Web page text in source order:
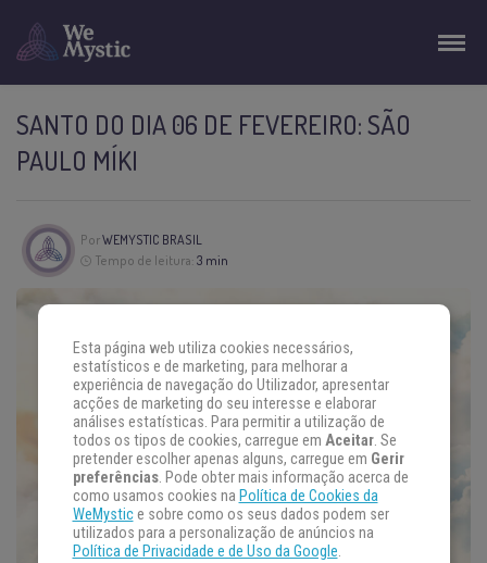
SANTO DO DIA 06 DE FEVEREIRO: SÃO
PAULO MÍKI
PorWEMYSTIC BRASIL
Tempo de leitura: 3 min
Esta página web utiliza cookies necessários,
estatísticos e de marketing, para melhorar a
experiência de navegação do Utilizador, apresentar
acções de marketing do seu interesse e elaborar
análises estatísticas. Para permitir a utilização de
todos os tipos de cookies, carregue em Aceitar. Se
pretender escolher apenas alguns, carregue em Gerir
preferências. Pode obter mais informação acerca de
como usamos cookies na Política de Cookies da
WeMystice sobre como os seus dados podem ser
utilizados para a personalização de anúncios na
Política de Privacidade e de Uso da Google.